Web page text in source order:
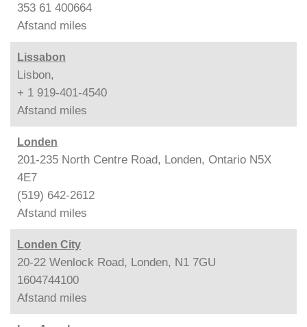
353 61 400664
Afstand miles
Lissabon
Lisbon,
+ 1 919-401-4540
Afstand miles
Londen
201-235 North Centre Road, Londen, Ontario N5X
4E7
(519) 642-2612
Afstand miles
Londen City
20-22 Wenlock Road, Londen, N1 7GU
1604744100
Afstand miles